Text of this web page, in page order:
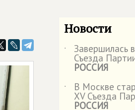
Новости
˙ Завершилась
Съезда
РОССИЯ
˙
В Москве
XV Съезда
РОССИЯ